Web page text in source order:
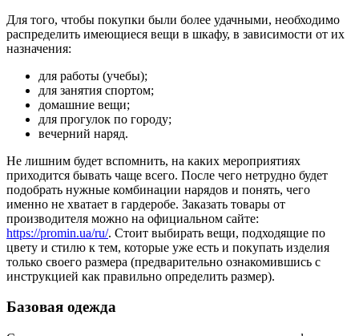
Для того, чтобы покупки были более удачными, необходимо
распределить имеющиеся вещи в шкафу, в зависимости от их
назначения:
для работы (учебы);
для занятия спортом;
домашние вещи;
для прогулок по городу;
вечерний наряд.
Не лишним будет вспомнить, на каких мероприятиях
приходится бывать чаще всего. После чего нетрудно будет
подобрать нужные комбинации нарядов и понять, чего
именно не хватает в гардеробе. Заказать товары от
производителя можно на официальном сайте:
https://promin.ua/ru/. Стоит выбирать вещи, подходящие по
цвету и стилю к тем, которые уже есть и покупать изделия
только своего размера (предварительно ознакомившись с
инструкцией как правильно определить размер).
Базовая одежда